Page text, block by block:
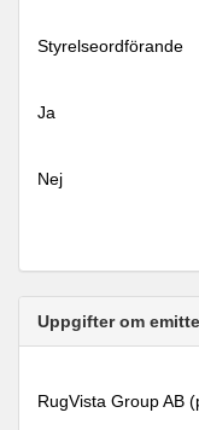
Styrelseordförande
Ja
Nej
Uppgifter om
RugVista Group AB